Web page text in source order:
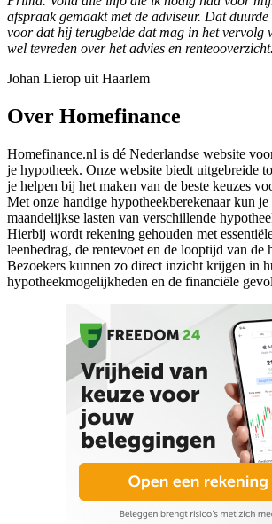
afspraak gemaakt met de adviseur. Dat duurde
voor dat hij terugbelde dat mag in het vervolg
wel tevreden over het advies en renteooverzicht.
Johan Lierop uit Haarlem
Over Homefinance
Homefinance.nl is dé Nederlandse website
je hypotheek. Onze website biedt uitgebreide
je helpen bij het maken van de beste keuzes
Met onze handige hypotheekberekenaar kun
maandelijkse lasten van verschillende
Hierbij wordt rekening gehouden met
leenbedrag, de rentevoet en de looptijd van de
Bezoekers kunnen zo direct inzicht krijgen in
hypotheekmogelijkheden en de financiële